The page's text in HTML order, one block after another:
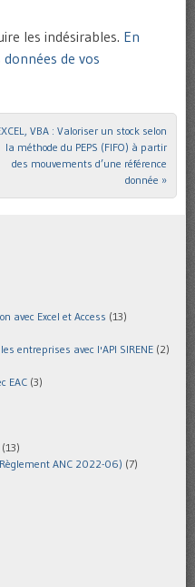
les indésirables. En
de vos
VBA : Valoriser un stock selon
la méthode du PEPS (FIFO) à partir
des mouvements d’une référence
donnée »
avec Excel et Access (13)
entreprises avec l'API SIRENE (2)
EAC (3)
(13)
ANC 2022-06) (7)